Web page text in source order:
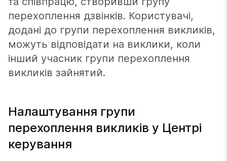
перехоплення дзвінків. Користувачі,
додані до групи перехоплення викликів,
можуть відповідати на виклики, коли
інший учасник групи перехоплення
викликів зайнятий.
Налаштування групи
перехоплення викликів у Центрі
керування